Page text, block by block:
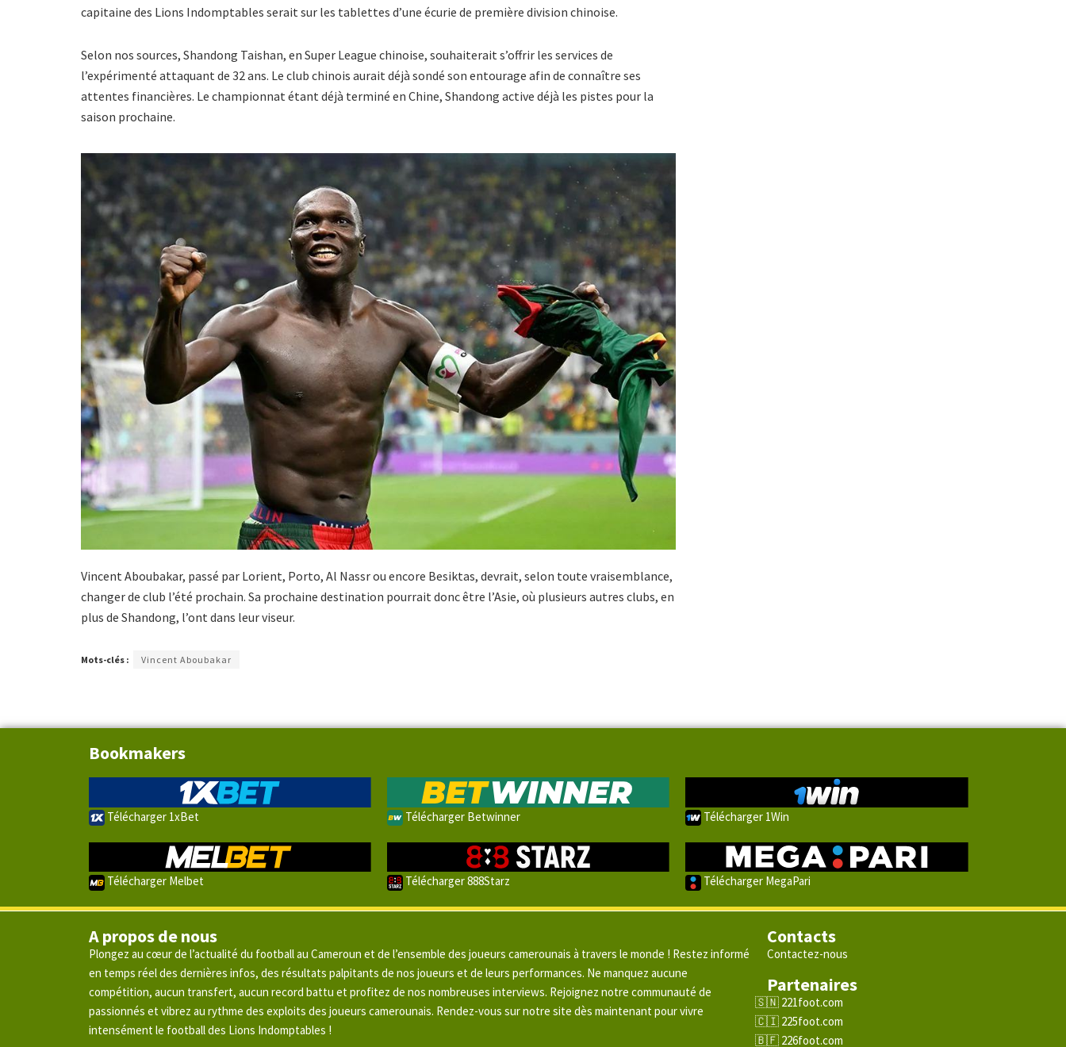
capitaine des Lions Indomptables serait sur les tablettes d’une écurie de première division chinoise.
Selon nos sources, Shandong Taishan, en Super League chinoise, souhaiterait s’offrir les services de
l’expérimenté attaquant de 32 ans. Le club chinois aurait déjà sondé son entourage afin de connaître ses
attentes financières. Le championnat étant déjà terminé en Chine, Shandong active déjà les pistes pour la
saison prochaine.
Vincent Aboubakar, passé par Lorient, Porto, Al Nassr ou encore Besiktas, devrait, selon toute vraisemblance,
changer de club l’été prochain. Sa prochaine destination pourrait donc être l’Asie, où plusieurs autres clubs, en
plus de Shandong, l’ont dans leur viseur.
Mots-clés : Vincent Aboubakar
Bookmakers
Télécharger 1xBet Télécharger Betwinner Télécharger 1Win
Télécharger Melbet Télécharger 888Starz Télécharger MegaPari
A propos de nous
Plongez au cœur de l’actualité du football au Cameroun et de l’ensemble des joueurs camerounais à travers le monde ! Restez informé
en temps réel des dernières infos, des résultats palpitants de nos joueurs et de leurs performances. Ne manquez aucune
compétition, aucun transfert, aucun record battu et profitez de nos nombreuses interviews. Rejoignez notre communauté de
passionnés et vibrez au rythme des exploits des joueurs camerounais. Rendez-vous sur notre site dès maintenant pour vivre
intensément le football des Lions Indomptables !
Contacts
Contactez-nous
Partenaires
221foot.com
225foot.com
226foot.com